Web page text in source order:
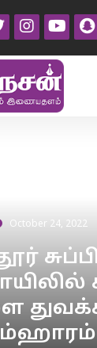
October 24, 2022